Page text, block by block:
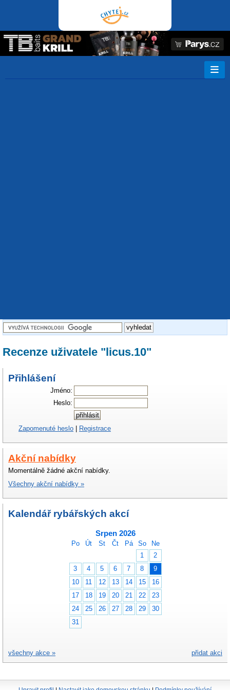
Recenze uživatele "licus.10"
Přihlášení
Jméno:
Heslo:
Zapomenuté heslo Registrace
Akční nabídky
Momentálně žádné akční nabídky.
Všechny akční nabídky »
Kalendář rybářských akcí
Srpen 2026
Po Út St Čt Pá So
Ne
1
2
3
4 5 6 7 8
9
10
11 12 13 14 15
16
17
18 19 20 21 22
23
24
25 26 27 28 29
30
31
přidat akci
všechny akce »